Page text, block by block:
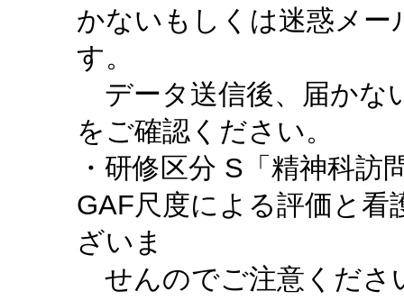
かないもしくは迷惑メ
す。
データ送信後、届かな
をご確認ください。
・研修区分 S「精神科
GAF尺度による評価と看
ざいま
せんのでご注意くださ